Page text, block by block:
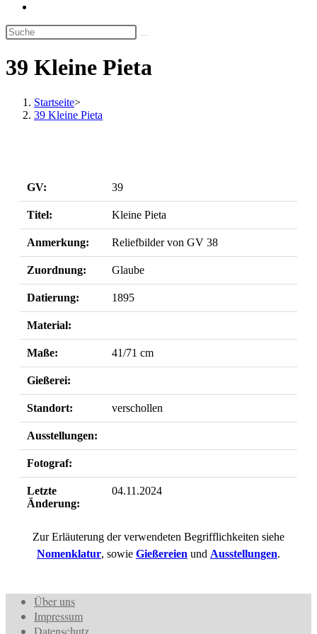
umschalten
39 Kleine Pieta
Startseite>
39 Kleine Pieta
GV: 39
Titel: Kleine Pieta
Anmerkung: Reliefbilder von GV 38
Zuordnung: Glaube
Datierung: 1895
Material:
Maße: 41/71 cm
Gießerei:
Standort: verschollen
Ausstellungen:
Fotograf:
Letzte
Änderung:
04.11.2024
Zur Erläuterung der verwendeten Begrifflichkeiten siehe
Nomenklatur, sowie Gießereien und Ausstellungen.
Über uns
Impressum
Datenschutz